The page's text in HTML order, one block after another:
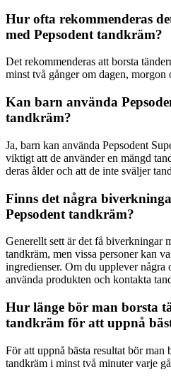
Hur ofta rekommenderas
med Pepsodent tandkräm?
Det rekommenderas att borsta
minst två gånger om dagen, morgon
Kan barn använda
tandkräm?
Ja, barn kan använda Pepsodent
viktigt att de använder en mängd
deras ålder och att de inte sväljer
Finns det några
Pepsodent tandkräm?
Generellt sett är det få biverkningar
tandkräm, men vissa personer kan
ingredienser. Om du upplever några
använda produkten och kontakta
Hur länge bör man borsta
tandkräm för att uppnå
För att uppnå bästa resultat bör man
tandkräm i minst två minuter varje